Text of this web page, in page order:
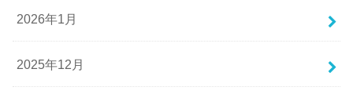
2026年1月
2025年12月